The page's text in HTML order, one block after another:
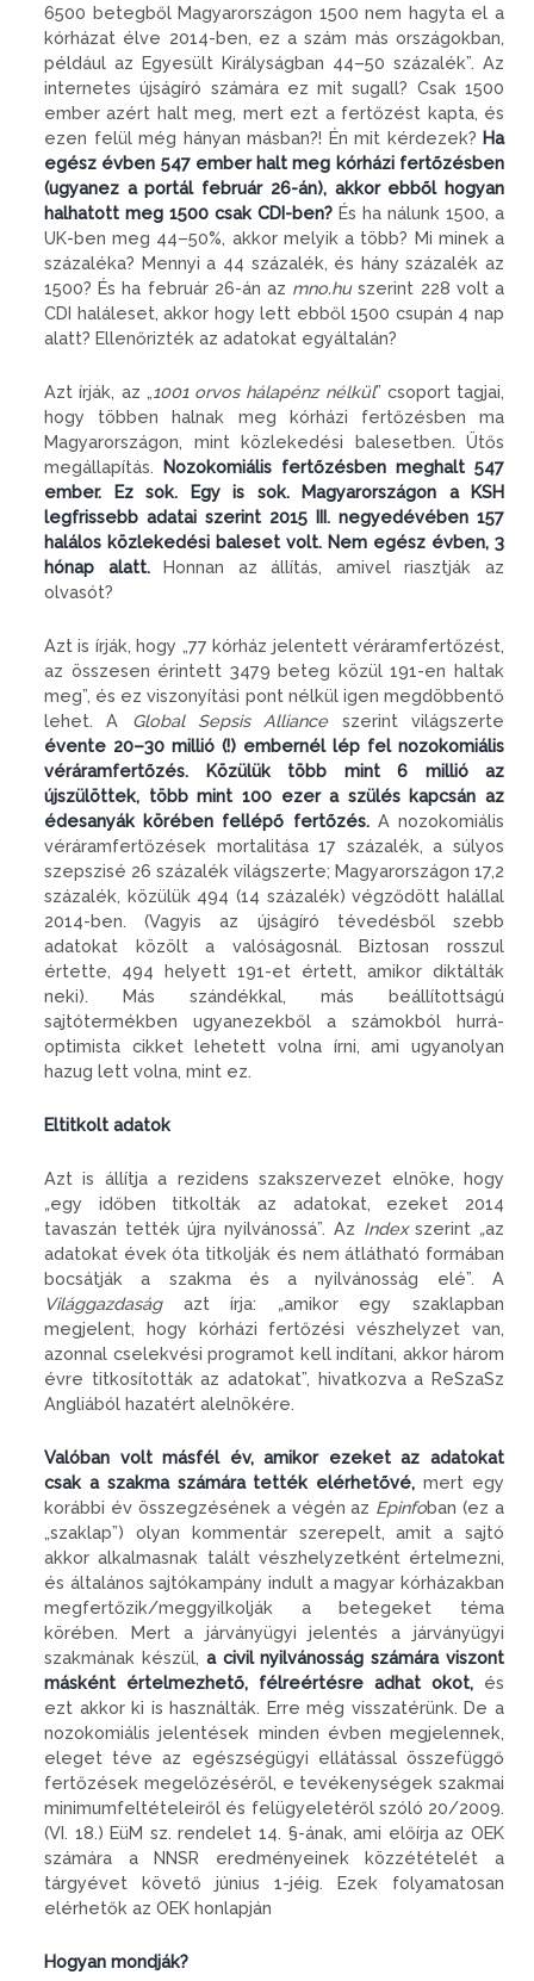
6500 betegből Magyarországon 1500 nem hagyta el a
kórházat élve 2014-ben, ez a szám más országokban,
például az Egyesült Királyságban 44–50 százalék”. Az
internetes újságíró számára ez mit sugall? Csak 1500
ember azért halt meg, mert ezt a fertőzést kapta, és
ezen felül még hányan másban?! Én mit kérdezek? Ha
egész évben 547 ember halt meg kórházi fertőzésben
(ugyanez a portál február 26-án), akkor ebből hogyan
halhatott meg 1500 csak CDI-ben? És ha nálunk 1500, a
UK-ben meg 44–50%, akkor melyik a több? Mi minek a
százaléka? Mennyi a 44 százalék, és hány százalék az
1500? És ha február 26-án az mno.huszerint 228 volt a
CDI haláleset, akkor hogy lett ebből 1500 csupán 4 nap
alatt? Ellenőrizték az adatokat egyáltalán?
Azt írják, az „1001 orvos hálapénz nélkül” csoport tagjai,
hogy többen halnak meg kórházi fertőzésben ma
Magyarországon, mint közlekedési balesetben. Ütős
megállapítás. Nozokomiális fertőzésben meghalt 547
ember. Ez sok. Egy is sok. Magyarországon a KSH
legfrissebb adatai szerint 2015 III. negyedévében 157
halálos közlekedési baleset volt. Nem egész évben, 3
hónap alatt.Honnan az állítás, amivel riasztják az
olvasót?
Azt is írják, hogy „77 kórház jelentett véráramfertőzést,
az összesen érintett 3479 beteg közül 191-en haltak
meg”, és ez viszonyítási pont nélkül igen megdöbbentő
lehet. A Global Sepsis Allianceszerint világszerte
évente 20–30 millió (!) embernél lép fel nozokomiális
véráramfertőzés. Közülük több mint 6 millió az
újszülöttek, több mint 100 ezer a szülés kapcsán az
édesanyák körében fellépő fertőzés.A nozokomiális
véráramfertőzések mortalitása 17 százalék, a súlyos
szepszisé 26 százalék világszerte; Magyarországon 17,2
százalék, közülük 494 (14 százalék) végződött halállal
2014-ben. (Vagyis az újságíró tévedésből szebb
adatokat közölt a valóságosnál. Biztosan rosszul
értette, 494 helyett 191-et értett, amikor diktálták
neki). Más szándékkal, más beállítottságú
sajtótermékben ugyanezekből a számokból hurrá-
optimista cikket lehetett volna írni, ami ugyanolyan
hazug lett volna, mint ez.
Eltitkolt adatok
Azt is állítja a rezidens szakszervezet elnöke, hogy
„egy időben titkolták az adatokat, ezeket 2014
tavaszán tették újra nyilvánossá”. Az Indexszerint „az
adatokat évek óta titkolják és nem átlátható formában
bocsátják a szakma és a nyilvánosság elé”. A
Világgazdaságazt írja: „amikor egy szaklapban
megjelent, hogy kórházi fertőzési vészhelyzet van,
azonnal cselekvési programot kell indítani, akkor három
évre titkosították az adatokat”, hivatkozva a ReSzaSz
Angliából hazatért alelnökére.
Valóban volt másfél év, amikor ezeket az adatokat
csak a szakma számára tették elérhetővé, mert egy
korábbi év összegzésének a végén az Epinfoban (ez a
„szaklap”) olyan kommentár szerepelt, amit a sajtó
akkor alkalmasnak talált vészhelyzetként értelmezni,
és általános sajtókampány indult a magyar kórházakban
megfertőzik/meggyilkolják a betegeket téma
körében. Mert a járványügyi jelentés a járványügyi
szakmának készül, a civil nyilvánosság számára viszont
másként értelmezhető, félreértésre adhat okot, és
ezt akkor ki is használták. Erre még visszatérünk. De a
nozokomiális jelentések minden évben megjelennek,
eleget téve az egészségügyi ellátással összefüggő
fertőzések megelőzéséről, e tevékenységek szakmai
minimumfeltételeiről és felügyeletéről szóló 20/2009.
(VI. 18.) EüM sz. rendelet 14. §-ának, ami előírja az OEK
számára a NNSR eredményeinek közzétételét a
tárgyévet követő június 1-jéig. Ezek folyamatosan
elérhetők az OEK honlapján
Hogyan mondják?